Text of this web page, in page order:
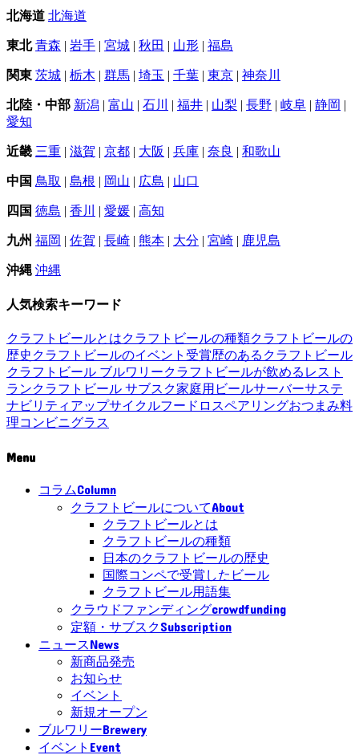
北海道 北海道
東北 青森 | 岩手 | 宮城 | 秋田 | 山形 | 福島
関東 茨城 | 栃木 | 群馬 | 埼玉 | 千葉 | 東京 | 神奈川
北陸・中部 新潟 | 富山 | 石川 | 福井 | 山梨 | 長野 | 岐阜 | 静岡 |
愛知
近畿 三重 | 滋賀 | 京都 | 大阪 | 兵庫 | 奈良 | 和歌山
中国 鳥取 | 島根 | 岡山 | 広島 | 山口
四国 徳島 | 香川 | 愛媛 | 高知
九州 福岡 | 佐賀 | 長崎 | 熊本 | 大分 | 宮崎 | 鹿児島
沖縄 沖縄
人気検索キーワード
クラフトビールとはクラフトビールの種類クラフトビールの
歴史 クラフトビールのイベント 受賞歴のあるクラフトビール
クラフトビール ブルワリークラフトビールが飲めるレスト
ランクラフトビール サブスク家庭用ビールサーバーサステ
ナビリティ アップサイクルフードロスペアリングおつまみ料
理コンビニグラス
Menu
コラムColumn
クラフトビールについてAbout
クラフトビールとは
クラフトビールの種類
日本のクラフトビールの歴史
国際コンペで受賞したビール
クラフトビール用語集
クラウドファンディングcrowdfunding
定額・サブスクSubscription
ニュースNews
新商品発売
お知らせ
イベント
新規オープン
ブルワリーBrewery
イベント Event